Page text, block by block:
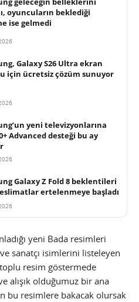
oyuncuların beklediği
ise gelmedi
Galaxy S26 Ultra ekran
için ücretsiz çözüm sunuyor
yeni televizyonlarına
Advanced desteği bu ay
Galaxy Z Fold 8 beklentileri
ertelenmeye başladı
yeni Bada resimleri
sanatçı isimlerini listeleyen
resim göstermede
alışık olduğumuz bir ana
bu resimlere bakacak olursak